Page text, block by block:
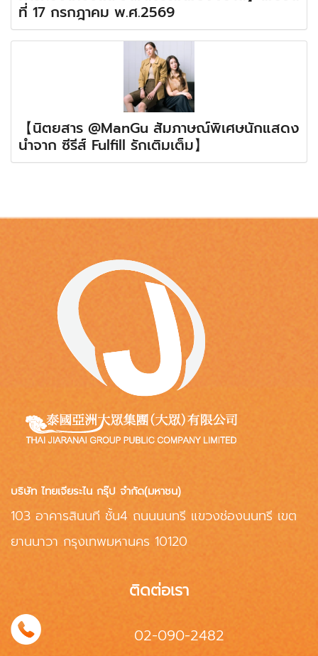
ที่ 17 กรกฎาคม พ.ศ.2569
【นิตยสาร @ManGu สัมภาษณ์พิเศษนักแสดง
นำจาก ซีรีส์ Fulfill รักเติมเต็ม】
บริษัท ไทยเจียระไน กรุ๊ป จำกัด(มหาชน)
103 อาคารสินนที ชั้น4 ถนนนนทรี แขวงช่องนนทรี เขต
ยานนาวา กรุงเทพมหานคร 10120
ติดต่อเรา
02-090-2482